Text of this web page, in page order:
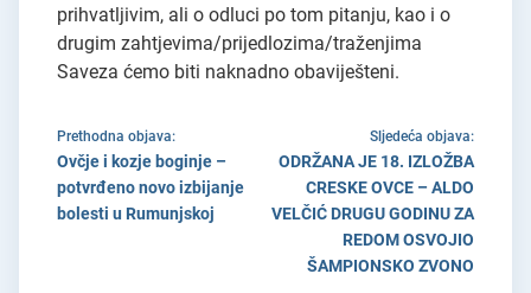
prihvatljivim, ali o odluci po tom pitanju, kao i o
drugim zahtjevima/prijedlozima/traženjima
Saveza ćemo biti naknadno obaviješteni.
Prethodna objava:
Ovčje i kozje boginje –
potvrđeno novo izbijanje
bolesti u Rumunjskoj
Sljedeća objava:
ODRŽANA JE 18. IZLOŽBA
CRESKE OVCE – ALDO
VELČIĆ DRUGU GODINU ZA
REDOM OSVOJIO
ŠAMPIONSKO ZVONO